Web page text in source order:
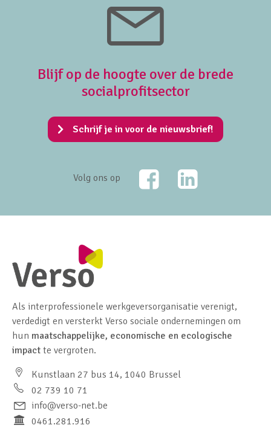
Blijf op de hoogte over de brede
socialprofitsector
Schrijf je in voor de nieuwsbrief!
Volg ons op
FacebookLinkedIn
Als interprofessionele werkgeversorganisatie verenigt,
verdedigt en versterkt Verso sociale ondernemingen om
hun maatschappelijke, economische en ecologische
impact te vergroten.
Kunstlaan 27 bus 14, 1040 Brussel
02 739 10 71
info@verso-net.be
0461.281.916